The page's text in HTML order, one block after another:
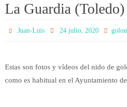
La Guardia
Juan-Luis 24 julio, 2020
Estas son fotos y vídeos del nido de
como es habitual en el Ayuntamiento